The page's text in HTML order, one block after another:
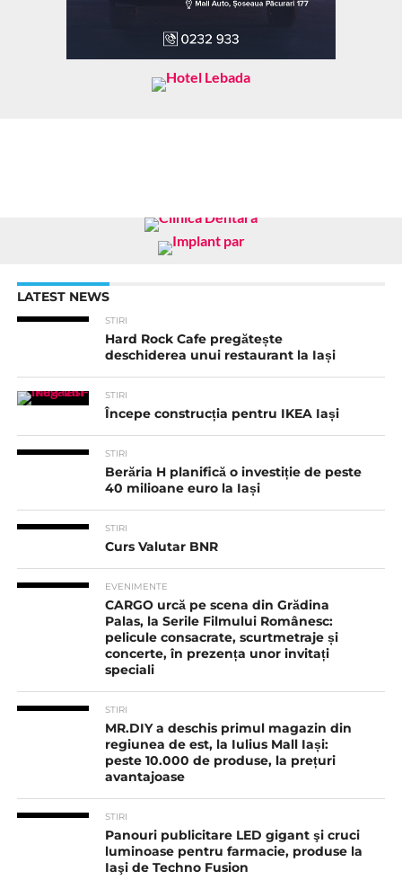
LATEST NEWS
STIRI
Hard Rock Cafe pregătește
deschiderea unui restaurant la Iași
STIRI
Începe construcția pentru IKEA Iași
STIRI
Berăria H planifică o investiție de peste
40 milioane euro la Iași
STIRI
Curs Valutar BNR
EVENIMENTE
CARGO urcă pe scena din Grădina
Palas, la Serile Filmului Românesc:
pelicule consacrate, scurtmetraje și
concerte, în prezența unor invitați
speciali
STIRI
MR.DIY a deschis primul magazin din
regiunea de est, la Iulius Mall Iași:
peste 10.000 de produse, la prețuri
avantajoase
STIRI
Panouri publicitare LED gigant şi cruci
luminoase pentru farmacie, produse la
Iaşi de Techno Fusion